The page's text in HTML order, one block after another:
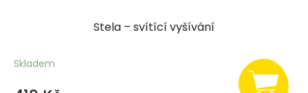
Stela – svítící vyšívání
Skladem